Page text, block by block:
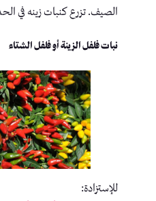
الصيف. تزرع كنبات زينه في
نبات فلفل الزينة أو فلفل الشتاء
للإستزادة: